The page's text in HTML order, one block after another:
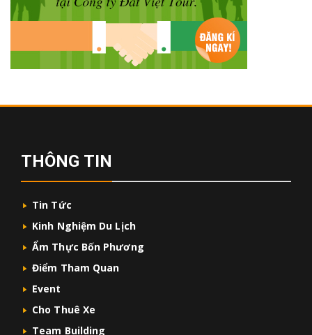
THÔNG TIN
Tin Tức
Kinh Nghiệm Du Lịch
Ẩm Thực Bốn Phương
Điểm Tham Quan
Event
Cho Thuê Xe
Team Building